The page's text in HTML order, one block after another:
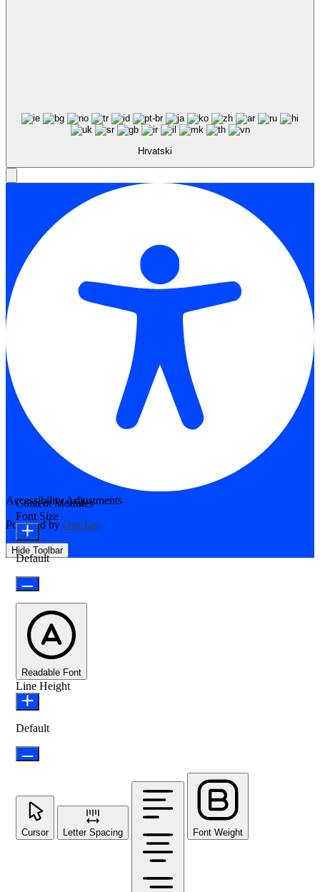
Hrvatski
Accessibility Adjustments
Powered by OneTap
Hide Toolbar
Content Modules
Font Size
Default
Readable Font
Line Height
Default
Cursor Letter Spacing Font Weight